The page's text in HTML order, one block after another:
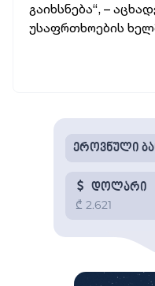
გაიხსნება“, –
უსაფრთხოების